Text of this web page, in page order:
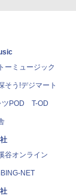
ーミュージック
そう!デジマート
ツPOD T-OD
谷オンライン
NET